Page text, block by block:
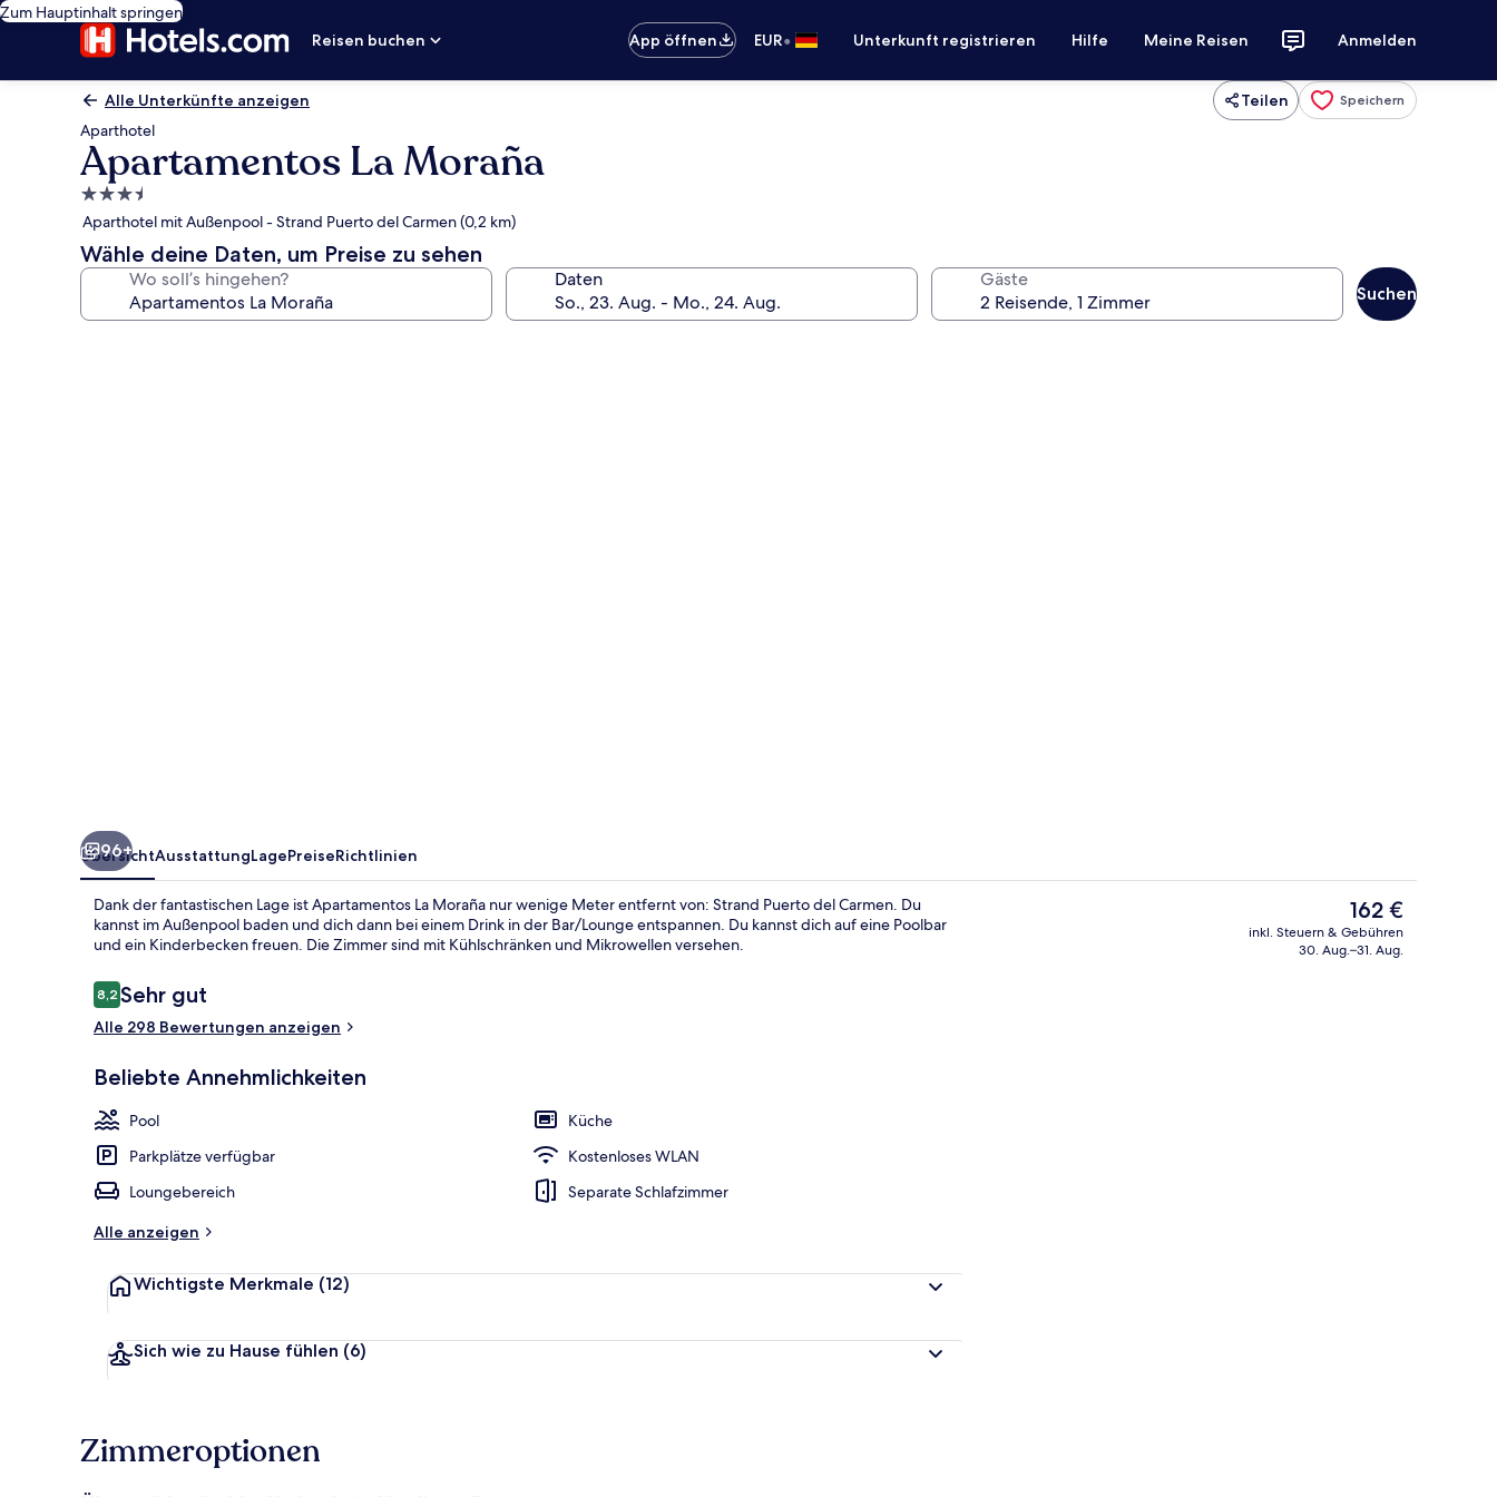
Zum Hauptinhalt springen
Reisen buchen
App öffnen EUR• Unterkunft registrieren Hilfe Meine Reisen Anmelden
Alle Unterkünfte anzeigen Teilen Speichern
Aparthotel
Apartamentos La Moraña
3.5-
Sterne-
Unterkunft
Aparthotel mit Außenpool - Strand Puerto del Carmen (0,2 km)
Wähle deine Daten, um Preise zu sehen
Wo soll’s hingehen? Daten Gäste
Suchen
Ansicht von oben
96+
ÜbersichtAusstattungLagePreiseRichtlinien
Dank der fantastischen Lage ist Apartamentos La Moraña nur wenige Meter entfernt von: Strand Puerto del Carmen. Du
kannst im Außenpool baden und dich dann bei einem Drink in der Bar/Lounge entspannen. Du kannst dich auf eine Poolbar
und ein Kinderbecken freuen. Die Zimmer sind mit Kühlschränken und Mikrowellen versehen.
Bewertungen
8,28,2 von 10.
Sehr gut
Alle 298 Bewertungen anzeigen
Beliebte Annehmlichkeiten
Pool
Küche
Parkplätze verfügbar
Kostenloses WLAN
Loungebereich
Separate Schlafzimmer
Alle anzeigen
Wichtigste Merkmale (12)
Sich wie zu Hause fühlen (6)
Der
aktuelle
Preis
162 €
inkl. Steuern & Gebühren
30. Aug.–31. Aug.
Zimmeroptionen